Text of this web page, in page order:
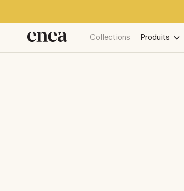
Collections Produits